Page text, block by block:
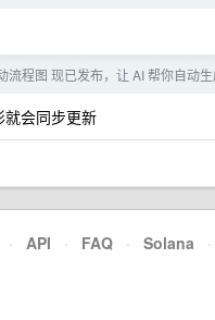
流程图 现已发布，让 AI 帮你自动
会同步更新
· API · FAQ · Solana ·